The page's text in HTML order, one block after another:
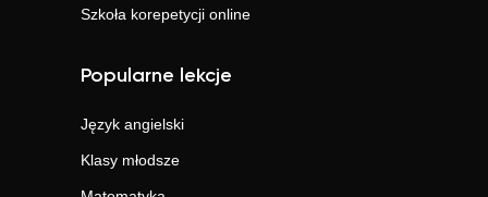
Szkoła korepetycji online
Popularne lekcje
Język angielski
Klasy młodsze